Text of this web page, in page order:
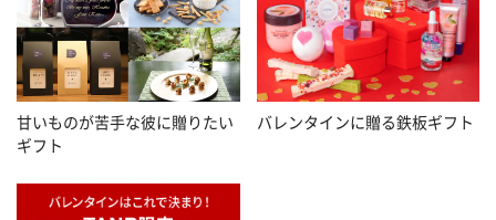
甘いものが苦手な彼に贈りたい
ギフト
バレンタインに贈る鉄板ギフト